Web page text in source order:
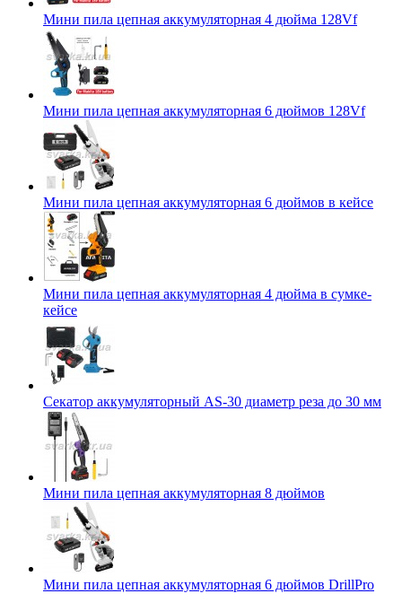
Мини пила цепная аккумуляторная 4 дюйма 128Vf
Мини пила цепная аккумуляторная 6 дюймов 128Vf
Мини пила цепная аккумуляторная 6 дюймов в кейсе
Мини пила цепная аккумуляторная 4 дюйма в сумке-
кейсе
Секатор аккумуляторный AS-30 диаметр реза до 30 мм
Мини пила цепная аккумуляторная 8 дюймов
Мини пила цепная аккумуляторная 6 дюймов DrillPro